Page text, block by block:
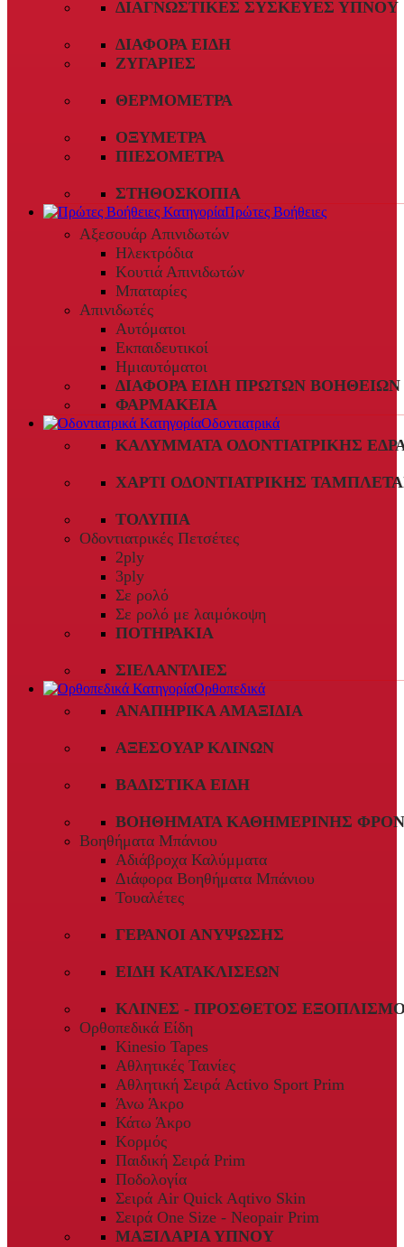
ΔΙΑΓΝΩΣΤΙΚΈΣ ΣΥΣΚΕΥΈΣ ΎΠΝΟΥ
ΔΙΆΦΟΡΑ ΕΊΔΗ
ΖΥΓΑΡΙΈΣ
ΘΕΡΜΌΜΕΤΡΑ
ΟΞΎΜΕΤΡΑ
ΠΙΕΣΌΜΕΤΡΑ
ΣΤΗΘΟΣΚΌΠΙΑ
Πρώτες Βοήθειες
Αξεσουάρ Απινιδωτών
Ηλεκτρόδια
Κουτιά Απινιδωτών
Μπαταρίες
Απινιδωτές
Αυτόματοι
Εκπαιδευτικοί
Ημιαυτόματοι
ΔΙΆΦΟΡΑ ΕΊΔΗ ΠΡΏΤΩΝ ΒΟΗΘΕΙΏΝ
ΦΑΡΜΑΚΕΊΑ
Οδοντιατρικά
ΚΑΛΎΜΜΑΤΑ ΟΔΟΝΤΙΑΤΡΙΚΉΣ
ΧΑΡΤΊ ΟΔΟΝΤΙΑΤΡΙΚΉΣ
ΤΟΛΎΠΙΑ
Οδοντιατρικές Πετσέτες
2ply
3ply
Σε ρολό
Σε ρολό με λαιμόκοψη
ΠΟΤΗΡΆΚΙΑ
ΣΙΕΛΑΝΤΛΊΕΣ
Ορθοπεδικά
ΑΝΑΠΗΡΙΚΆ ΑΜΑΞΊΔΙΑ
ΑΞΕΣΟΥΆΡ ΚΛΙΝΏΝ
ΒΑΔΙΣΤΙΚΆ ΕΊΔΗ
ΒΟΗΘΉΜΑΤΑ ΚΑΘΗΜΕΡΙΝΉΣ
Βοηθήματα Μπάνιου
Αδιάβροχα Καλύμματα
Διάφορα Βοηθήματα Μπάνιου
Τουαλέτες
ΓΕΡΑΝΟΊ ΑΝΎΨΩΣΗΣ
ΕΊΔΗ ΚΑΤΑΚΛΊΣΕΩΝ
ΚΛΊΝΕΣ - ΠΡΌΣΘΕΤΟΣ
Ορθοπεδικά Είδη
Kinesio Tapes
Αθλητικές Ταινίες
Αθλητική Σειρά Activo Sport Prim
Άνω Άκρο
Κάτω Άκρο
Κορμός
Παιδική Σειρά Prim
Ποδολογία
Σειρά Air Quick Aqtivo Skin
Σειρά One Size - Neopair Prim
ΜΑΞΙΛΆΡΙΑ ΎΠΝΟΥ